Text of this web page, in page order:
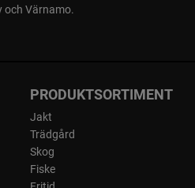
och Värnamo.
PRODUKTSORTIMENT
Jakt
Trädgård
Skog
Fiske